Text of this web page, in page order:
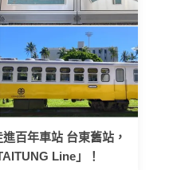
百年車站 台東舊站，
Line」！